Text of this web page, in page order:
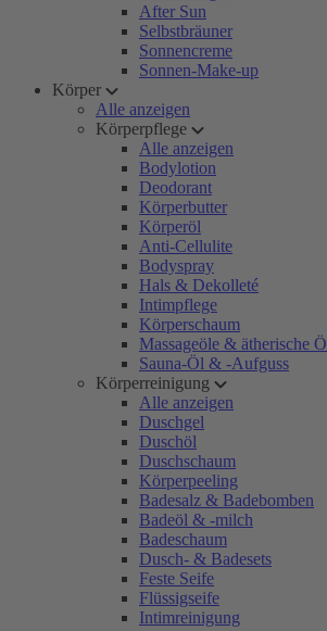
After Sun
Selbstbräuner
Sonnencreme
Sonnen-Make-up
Körper
Alle anzeigen
Körperpflege
Alle anzeigen
Bodylotion
Deodorant
Körperbutter
Körperöl
Anti-Cellulite
Bodyspray
Hals & Dekolleté
Intimpflege
Körperschaum
Massageöle & ätherische
Sauna-Öl & -Aufguss
Körperreinigung
Alle anzeigen
Duschgel
Duschöl
Duschschaum
Körperpeeling
Badesalz & Badebomben
Badeöl & -milch
Badeschaum
Dusch- & Badesets
Feste Seife
Flüssigseife
Intimreinigung